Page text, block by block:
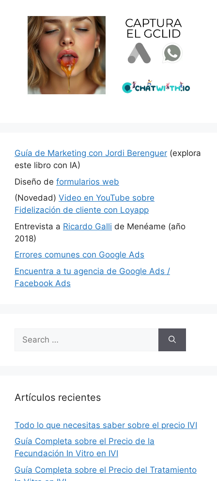
Guía de Marketing con Jordi Berenguer (explora
este libro con IA)
Diseño de formularios web
(Novedad) Video en YouTube sobre
Fidelización de cliente con Loyapp
Entrevista a Ricardo Galli de Menéame (año
2018)
Errores comunes con Google Ads
Encuentra a tu agencia de Google Ads /
Facebook Ads
for:
Artículos recientes
Todo lo que necesitas saber sobre el precio IVI
Guía Completa sobre el Precio de la
Fecundación In Vitro en IVI
Guía Completa sobre el Precio del Tratamiento